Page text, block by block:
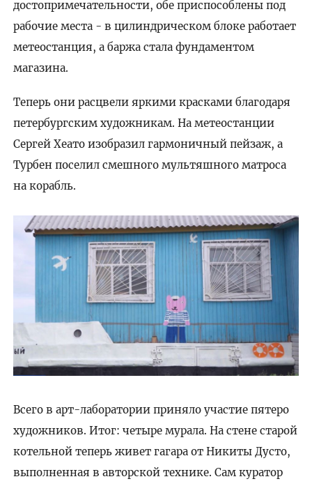
достопримечательности, обе приспособлены под
рабочие места - в цилиндрическом блоке работает
метеостанция, а баржа стала фундаментом
магазина.
Теперь они расцвели яркими красками благодаря
петербургским художникам. На метеостанции
Сергей Хеато изобразил гармоничный пейзаж, а
Турбен поселил смешного мультяшного матроса
на корабль.
Всего в арт-лаборатории приняло участие пятеро
художников. Итог: четыре мурала. На стене старой
котельной теперь живет гагара от Никиты Дусто,
выполненная в авторской технике. Сам куратор